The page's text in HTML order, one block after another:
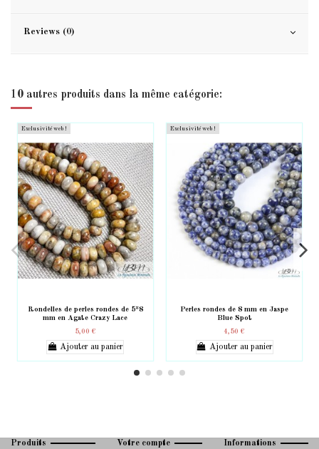
Reviews (0)
10 autres produits dans la même catégorie:
Exclusivité web !
Rondelles de perles rondes de 5*8
mm en Agate Crazy Lace
5,00 €
Ajouter au panier
Exclusivité web !
Perles rondes de 8 mm en Jaspe
Blue Spot
4,50 €
Ajouter au panier
Produits Votre compte Informations